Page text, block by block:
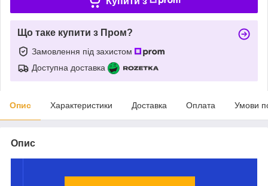
Що таке купити з Пром?
Замовлення під захистом
Доступна доставка
Опис Характеристики Доставка Оплата Умови
Опис